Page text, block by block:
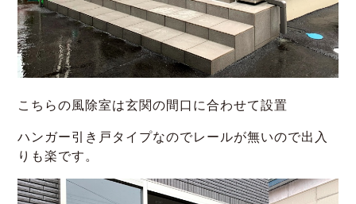
こちらの風除室は玄関の間口に合わせて設置
ハンガー引き戸タイプなのでレールが無いので出入
りも楽です。